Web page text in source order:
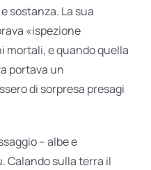
sostanza. La sua
«ispezione
mortali, e quando quella
portava un
di sorpresa presagi
– albe e
Calando sulla terra il